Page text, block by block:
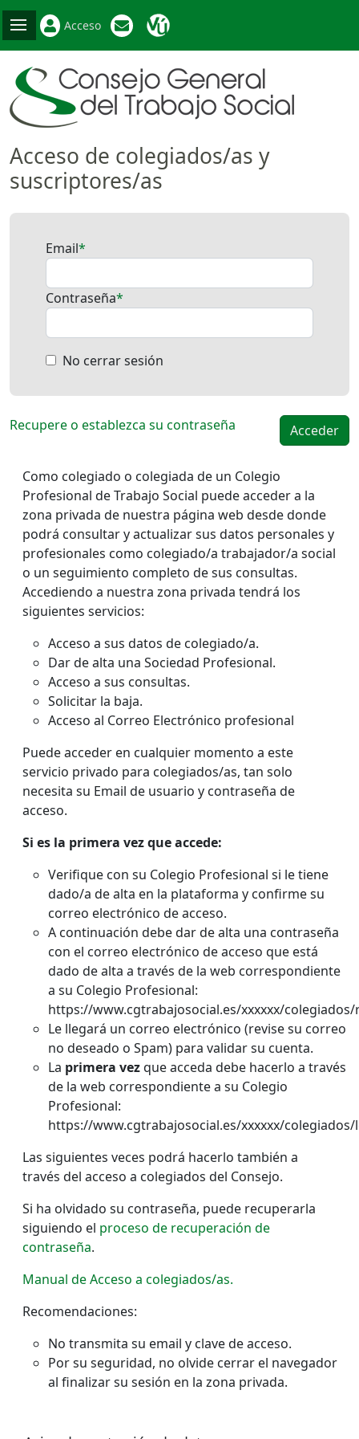
Acceso
Acceso de colegiados/as y
suscriptores/as
Email
Contraseña
No cerrar sesión
Recupere o establezca su contraseña
Como colegiado o colegiada de un Colegio
Profesional de Trabajo Social puede acceder a la
zona privada de nuestra página web desde donde
podrá consultar y actualizar sus datos personales y
profesionales como colegiado/a trabajador/a social
o un seguimiento completo de sus consultas.
Accediendo a nuestra zona privada tendrá los
siguientes servicios:
Acceso a sus datos de colegiado/a.
Dar de alta una Sociedad Profesional.
Acceso a sus consultas.
Solicitar la baja.
Acceso al Correo Electrónico profesional
Puede acceder en cualquier momento a este
servicio privado para colegiados/as, tan solo
necesita su Email de usuario y contraseña de
acceso.
Si es la primera vez que accede:
Verifique con su Colegio Profesional si le tiene
dado/a de alta en la plataforma y confirme su
correo electrónico de acceso.
A continuación debe dar de alta una contraseña
con el correo electrónico de acceso que está
dado de alta a través de la web correspondiente
a su Colegio Profesional:
https://www.cgtrabajosocial.es/xxxxxx/colegiados/
Le llegará un correo electrónico (revise su correo
no deseado o Spam) para validar su cuenta.
La primera vezque acceda debe hacerlo a través
de la web correspondiente a su Colegio
Profesional:
https://www.cgtrabajosocial.es/xxxxxx/
Las siguientes veces podrá hacerlo también a
través del acceso a colegiados del Consejo.
Si ha olvidado su contraseña, puede recuperarla
siguiendo el proceso de recuperación de
contraseña.
Manual de Acceso a colegiados/as.
Recomendaciones:
No transmita su email y clave de acceso.
Por su seguridad, no olvide cerrar el navegador
al finalizar su sesión en la zona privada.